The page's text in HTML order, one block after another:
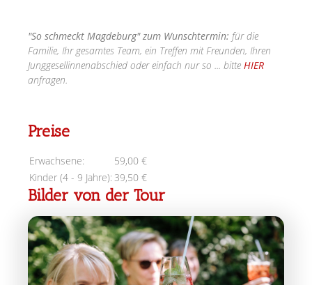
"So schmeckt Magdeburg" zum Wunschtermin: für die
Familie, Ihr gesamtes Team, ein Treffen mit Freunden, Ihren
Junggesellinnenabschied oder einfach nur so ... bitte HIER
anfragen.
Preise
Erwachsene:
59,00 €
Kinder (4 - 9 Jahre): 39,50 €
Bilder von der Tour